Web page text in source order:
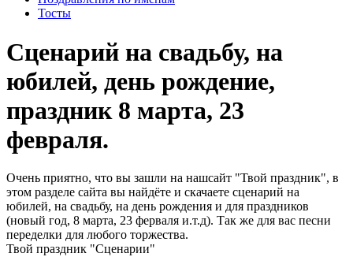
Тосты
Сценарий на свадьбу, на
юбилей, день рождение,
праздник 8 марта, 23
февраля.
Очень приятно, что вы зашли на нашсайт "Твой праздник", в
этом разделе сайта вы найдёте и скачаете сценарий на
юбилей, на свадьбу, на день рождения и для праздников
(новый год, 8 марта, 23 ферваля и.т.д). Так же для вас песни
переделки для любого торжества.
Твой праздник "Сценарии"